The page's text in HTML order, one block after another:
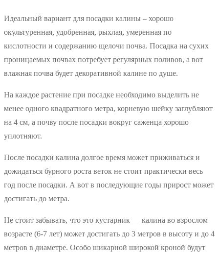
Идеальный вариант для посадки калины – хорошо
окультуренная, удобренная, рыхлая, умеренная по
кислотности и содержанию щелочи почва. Посадка на сухих
проницаемых почвах потребует регулярных поливов, а вот
влажная почва будет декоративной калине по душе.
На каждое растение при посадке необходимо выделить не
менее одного квадратного метра, корневую шейку заглубляют
на 4 см, а почву после посадки вокруг саженца хорошо
уплотняют.
После посадки калина долгое время может приживаться и
дожидаться бурного роста веток не стоит практически весь
год после посадки. А вот в последующие годы прирост может
достигать до метра.
Не стоит забывать, что это кустарник — калина во взрослом
возрасте (6-7 лет) может достигать до 3 метров в высоту и до 4
метров в диаметре. Особо шикарной широкой кроной будут